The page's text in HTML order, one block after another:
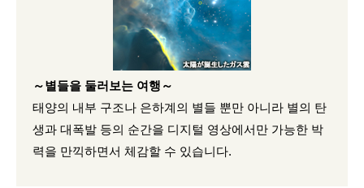
～별들을 둘러보는 여행～
태양의 내부 구조나 은하계의 별들 뿐만 아니라 별의 탄
생과 대폭발 등의 순간을 디지털 영상에서만 가능한 박
력을 만끽하면서 체감할 수 있습니다.